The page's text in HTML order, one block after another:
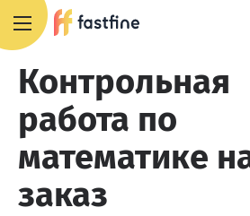
Контрольная
работа по
математике
заказ